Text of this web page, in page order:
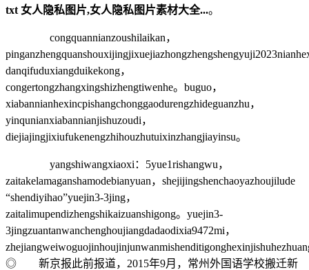
txt 女人隐私图片,女人隐私图片素材大全...。
congquannianzoushilaikan，
danqifuduxiangduikekong，
congertongzhangxingshizhengtiwenhe。buguo，
xiabannianhexincpishangchonggaodurengzhideguanzhu，
yinqunianxiabannianjishuzoudi，
diejiajingjixiufukenengzhihouzhutuixinzhangjiayinsu。
yangshiwangxiaoxi：5yue1rishangwu，
zaitakelamaganshamodebianyuan，shejijingshenchaoyazhoujilude
“shendiyihao”yuejin3-3jing，
zaitalimupendizhengshikaizuanshigong。yuejin3-
3jingzuantanwanchenghoujiangdadaodixia9472mi，
◎ 新京报此前报道，2015年9月，常州外国语学校搬迁新